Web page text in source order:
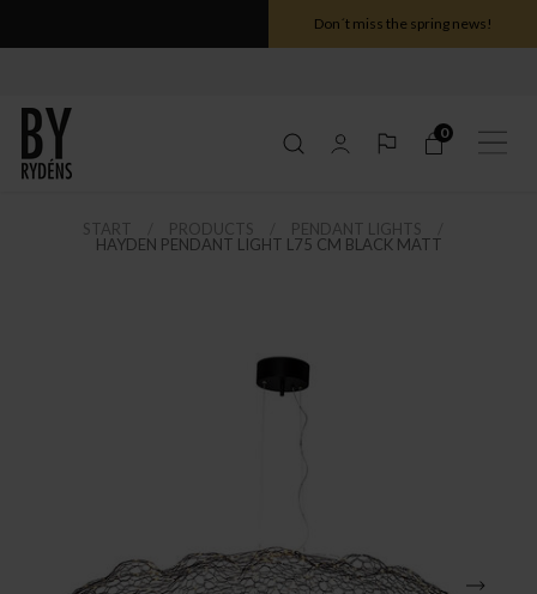
Don´t miss the spring news!
0
START PRODUCTS
PENDANT LIGHTS
HAYDEN PENDANT LIGHT L75 CM BLACK MATT